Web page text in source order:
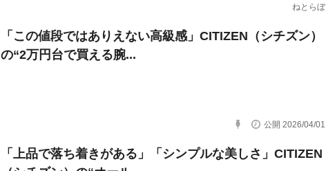
ねとらぼ
「この値段ではありえない高級感」CITIZEN（シチズン）
の“2万円台で買える腕...
公開 2026/04/01
「上品で落ち着きがある」「シンプルな美しさ」CITIZEN